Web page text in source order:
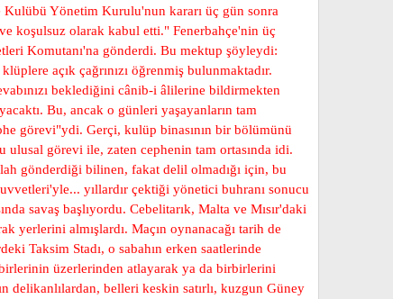
Kulübü Yönetim Kurulu'nun kararı üç gün sonra
koşulsuz olarak kabul etti." Fenerbahçe'nin üç
Komutanı'na gönderdi. Bu mektup şöyleydi:
açık çağrınızı öğrenmiş bulunmaktadır.
beklediğini cânib-i âlilerine bildirmekten
Bu, ancak o günleri yaşayanların tam
görevi"ydi. Gerçi, kulüp binasının bir bölümünü
görevi ile, zaten cephenin tam ortasında idi.
gönderdiği bilinen, fakat delil olmadığı için, bu
yıllardır çektiği yönetici buhranı sonucu
savaş başlıyordu. Cebelitarık, Malta ve Mısır'daki
almışlardı. Maçın oynanacağı tarih de
Taksim Stadı, o sabahın erken saatlerinde
üzerlerinden atlayarak ya da birbirlerini
delikanlılardan, belleri keskin satırlı, kuzgun Güney